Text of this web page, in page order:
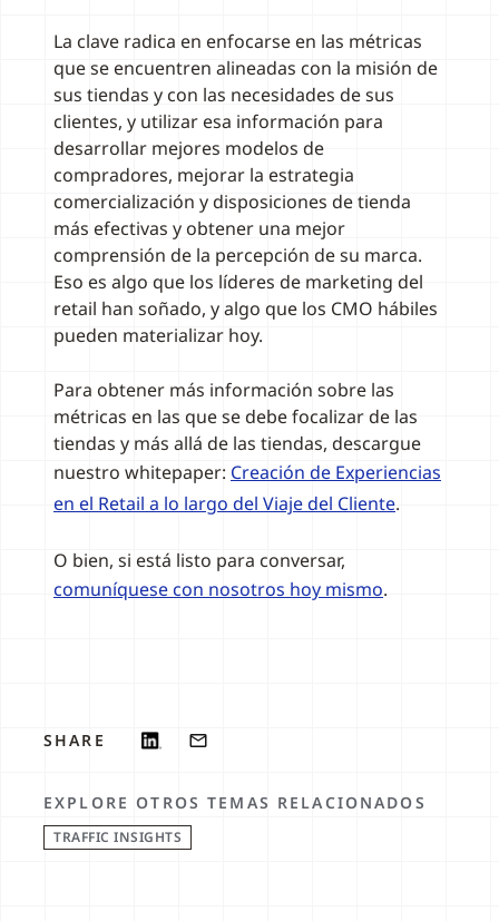
La clave radica en enfocarse en las métricas
que se encuentren alineadas con la misión de
sus tiendas y con las necesidades de sus
clientes, y utilizar esa información para
desarrollar mejores modelos de
compradores, mejorar la estrategia
comercialización y disposiciones de tienda
más efectivas y obtener una mejor
comprensión de la percepción de su marca.
Eso es algo que los líderes de marketing del
retail han soñado, y algo que los CMO hábiles
pueden materializar hoy.
Para obtener más información sobre las
métricas en las que se debe focalizar de las
tiendas y más allá de las tiendas, descargue
nuestro whitepaper: Creación de Experiencias
en el Retail a lo largo del Viaje del Cliente.
O bien, si está listo para conversar,
comuníquese con nosotros hoy mismo.
SHARE
EXPLORE OTROS TEMAS RELACIONADOS
TRAFFIC INSIGHTS